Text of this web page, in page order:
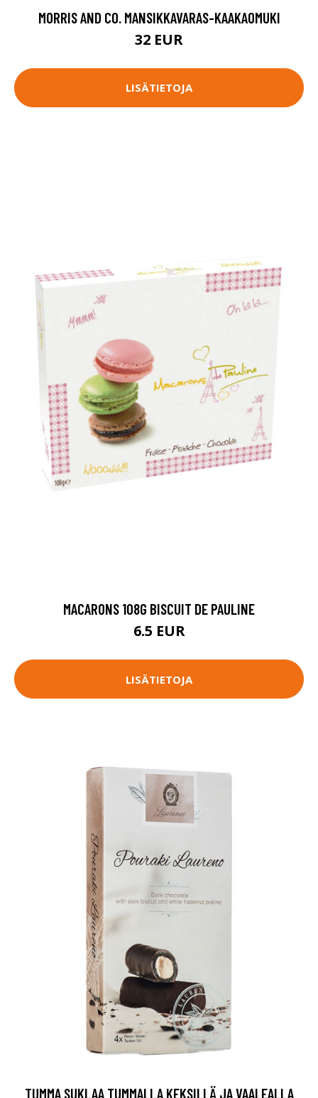
MORRIS AND CO. MANSIKKAVARAS-KAAKAOMUKI
32 EUR
LISÄTIETOJA
MACARONS 108G BISCUIT DE PAULINE
6.5 EUR
LISÄTIETOJA
TUMMA SUKLAA TUMMALLA KEKSILLÄ JA VAALEALLA